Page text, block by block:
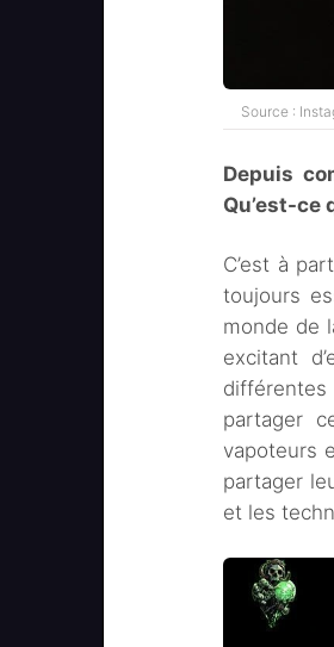
Source :
Depuis
Qu’est-ce
C’est à
toujours
monde de
excitant
partager
vapoteurs
partager
et les